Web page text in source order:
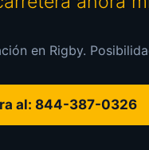
en Rigby.
al: 844-387-0326